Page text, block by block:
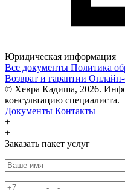
Юридическая информация
Все документы Политика
Возврат и гарантии Онлайн-
© Хевра Кадиша, 2026.
консультацию специалиста.
Документы Контакты
+
+
Заказать пакет услуг